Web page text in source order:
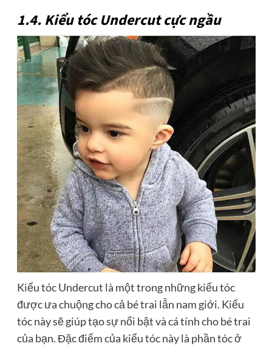
1.4. Kiểu tóc Undercut cực ngầu
Kiểu tóc Undercut là một trong những kiểu tóc
được ưa chuộng cho cả bé trai lẫn nam giới. Kiểu
tóc này sẽ giúp tạo sự nổi bật và cá tính cho bé trai
của bạn. Đặc điểm của kiểu tóc này là phần tóc ở